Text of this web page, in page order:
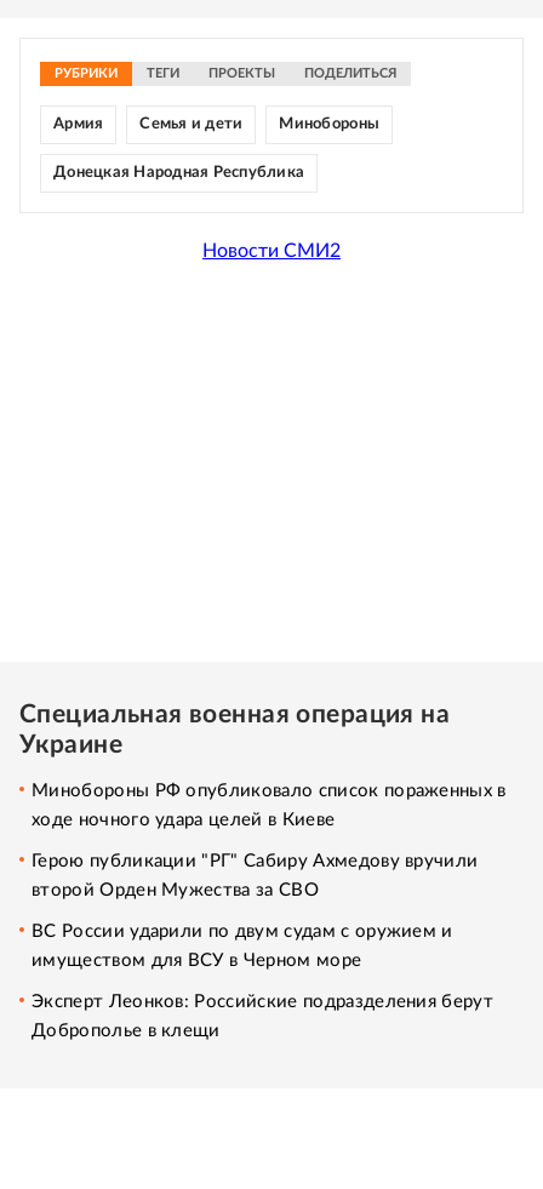
РУБРИКИ ТЕГИ ПРОЕКТЫ ПОДЕЛИТЬСЯ
Армия Семья и дети Минобороны
Донецкая Народная Республика
Новости СМИ2
Специальная военная операция на
Украине
Минобороны РФ опубликовало список пораженных в
ходе ночного удара целей в Киеве
Герою публикации "РГ" Сабиру Ахмедову вручили
второй Орден Мужества за СВО
ВС России ударили по двум судам с оружием и
имуществом для ВСУ в Черном море
Эксперт Леонков: Российские подразделения берут
Доброполье в клещи